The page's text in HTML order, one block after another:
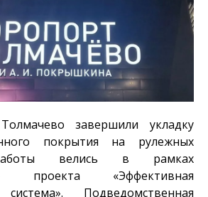
завершили укладку
покрытия на рулежных
велись в рамках
проекта «Эффективная
система». Подведомственная